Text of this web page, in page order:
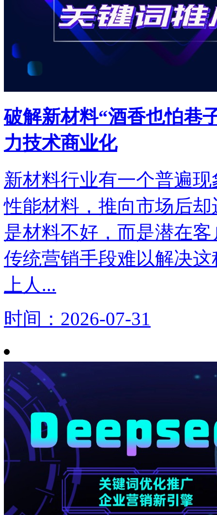
破解新材料“酒香也怕巷
力技术商业化
新材料行业有一个普遍
性能材料，推向市场后
是材料不好，而是潜在
传统营销手段难以解决
上人...
时间：2026-07-31